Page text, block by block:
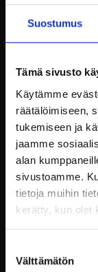
Suostumus
Tämä sivusto
Käytämme
räätälöimiseen,
tukemiseen ja
jaamme
alan
sivustoamme.
tietoja muihin
kerätty, kun olet
valinta
Välttämätön
9070
Dukningar:
tid 2 timmar)
MENY:
Sparris med
***
Stekt sik med
grönsaker och